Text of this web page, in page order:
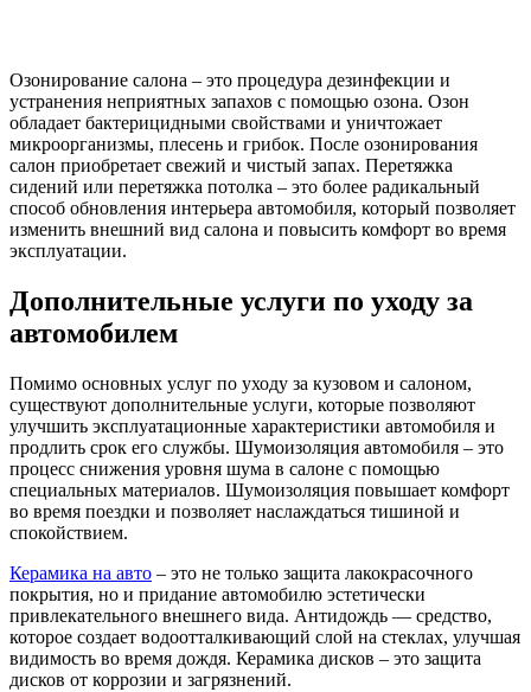
Озонирование салона – это процедура дезинфекции и
устранения неприятных запахов с помощью озона. Озон
обладает бактерицидными свойствами и уничтожает
микроорганизмы, плесень и грибок. После озонирования
салон приобретает свежий и чистый запах. Перетяжка
сидений или перетяжка потолка – это более радикальный
способ обновления интерьера автомобиля, который позволяет
изменить внешний вид салона и повысить комфорт во время
эксплуатации.
Дополнительные услуги по уходу за
автомобилем
Помимо основных услуг по уходу за кузовом и салоном,
существуют дополнительные услуги, которые позволяют
улучшить эксплуатационные характеристики автомобиля и
продлить срок его службы. Шумоизоляция автомобиля – это
процесс снижения уровня шума в салоне с помощью
специальных материалов. Шумоизоляция повышает комфорт
во время поездки и позволяет наслаждаться тишиной и
спокойствием.
Керамика на авто – это не только защита лакокрасочного
покрытия, но и придание автомобилю эстетически
привлекательного внешнего вида. Антидождь — средство,
которое создает водоотталкивающий слой на стеклах, улучшая
видимость во время дождя. Керамика дисков – это защита
дисков от коррозии и загрязнений.